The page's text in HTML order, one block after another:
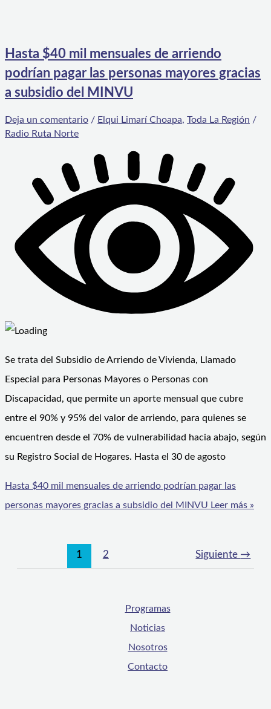
Hasta $40 mil mensuales de arriendo
podrían pagar las personas mayores gracias
a subsidio del MINVU
Deja un comentario / Elqui Limarí Choapa, Toda La Región /
Radio Ruta Norte
Se trata del Subsidio de Arriendo de Vivienda, Llamado
Especial para Personas Mayores o Personas con
Discapacidad, que permite un aporte mensual que cubre
entre el 90% y 95% del valor de arriendo, para quienes se
encuentren desde el 70% de vulnerabilidad hacia abajo, según
su Registro Social de Hogares. Hasta el 30 de agosto
Hasta $40 mil mensuales de arriendo podrían pagar las
personas mayores gracias a subsidio del MINVU Leer más »
1 2 Siguiente →
Programas
Noticias
Nosotros
Contacto